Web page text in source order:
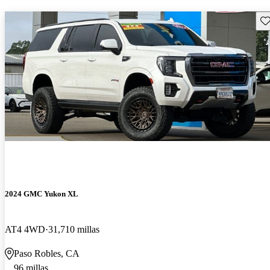
2024 GMC Yukon XL
AT4 4WD 31,710 millas
Paso Robles, CA